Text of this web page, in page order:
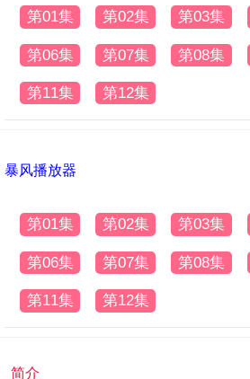
第01集 第02集 第03集
第06集 第07集 第08集
第11集 第12集
暴风播放器
第01集 第02集 第03集
第06集 第07集 第08集
第11集 第12集
简介